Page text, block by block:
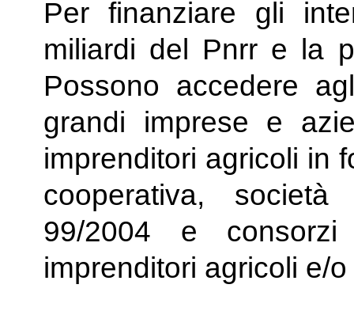
Per finanziare gli
miliardi del Pnrr e la
Possono accedere
grandi imprese e
imprenditori agricoli in
cooperativa,
99/2004 e
imprenditori agricoli e/